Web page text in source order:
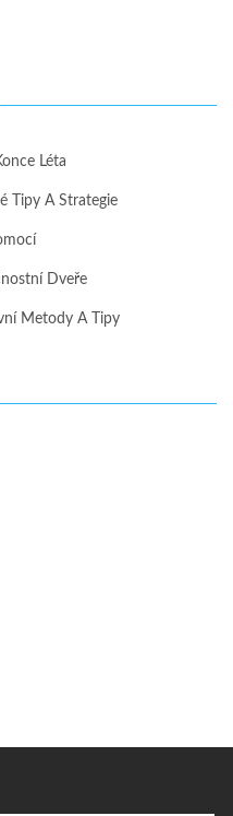
Léta
Tipy A Strategie
Dveře
Metody A Tipy